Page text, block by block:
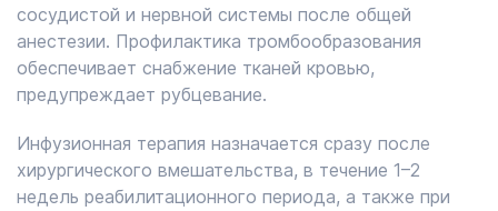
сосудистой и нервной системы после общей
анестезии. Профилактика тромбообразования
обеспечивает снабжение тканей кровью,
предупреждает рубцевание.
Инфузионная терапия назначается сразу после
хирургического вмешательства, в течение 1–2
недель реабилитационного периода, а также при